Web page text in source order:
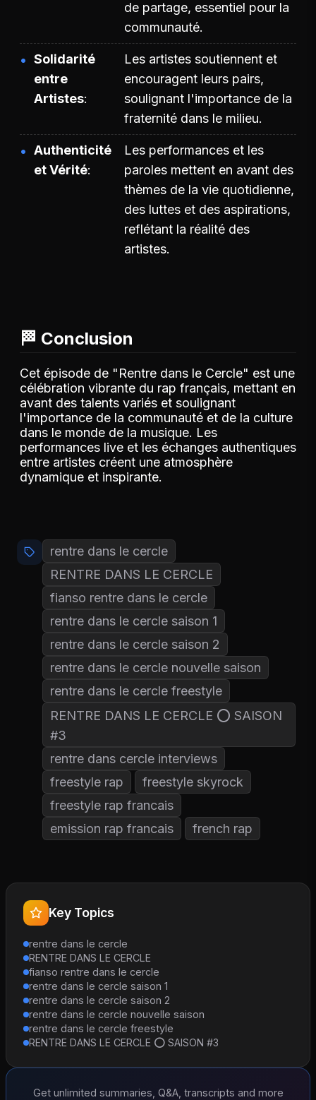
de partage, essentiel pour la
communauté.
Solidarité
entre
Artistes
Les artistes soutiennent et
encouragent leurs pairs,
soulignant l'importance de la
fraternité dans le milieu.
Authenticité
et Vérité
Les performances et les
paroles mettent en avant des
thèmes de la vie quotidienne,
des luttes et des aspirations,
reflétant la réalité des
artistes.
🏁 Conclusion
Cet épisode de "Rentre dans le Cercle" est une
célébration vibrante du rap français, mettant en
avant des talents variés et soulignant
l'importance de la communauté et de la culture
dans le monde de la musique. Les
performances live et les échanges authentiques
entre artistes créent une atmosphère
dynamique et inspirante.
rentre dans le cercle
RENTRE DANS LE CERCLE
fianso rentre dans le cercle
rentre dans le cercle saison 1
rentre dans le cercle saison 2
rentre dans le cercle nouvelle saison
rentre dans le cercle freestyle
RENTRE DANS LE CERCLE ⭕ SAISON
#3
rentre dans cercle interviews
freestyle rap
freestyle skyrock
freestyle rap francais
emission rap francais
french rap
Key Topics
rentre dans le cercle
RENTRE DANS LE CERCLE
fianso rentre dans le cercle
rentre dans le cercle saison 1
rentre dans le cercle saison 2
rentre dans le cercle nouvelle saison
rentre dans le cercle freestyle
RENTRE DANS LE CERCLE ⭕ SAISON #3
Get unlimited summaries, Q&A, transcripts and more